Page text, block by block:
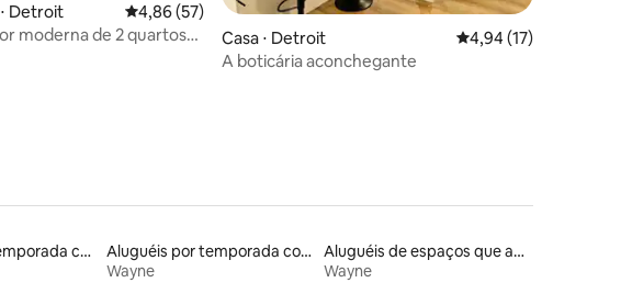
de 5, 17 avaliações
Detroit 4,86 de uma avaliação média de 5, 57 avaliações
4,86 (57)
moderna de 2 quartos
Casa ⋅ Detroit 4,94 de uma
4,94 (17)
A boticária aconchegante
Locações por temporada com piscina
Aluguéis por temporada com café da manhã
Wayne
Aluguéis de espaços que aceitam animais de estimação
Wayne